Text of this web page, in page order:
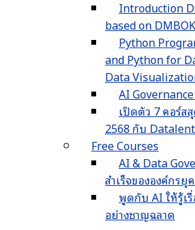
Introduction
based on DMBOK
Python
and Python for
Data
AI
เปิดตัว 7 คอร์ส
2568 กับ
Free Courses
AI & Data
สำเร็จขององค์กรยุ
พูดกับ AI ให้รู้เ
อย่างชาญฉลาด